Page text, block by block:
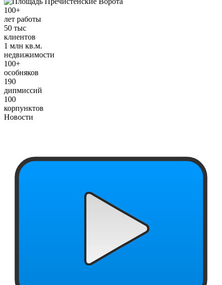
100+
лет работы
50 тыс
клиентов
1 млн кв.м.
недвижимости
100+
особняков
190
дипмиссий
100
корпунктов
Новости